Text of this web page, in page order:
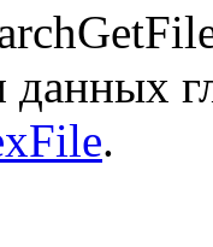
данных
.